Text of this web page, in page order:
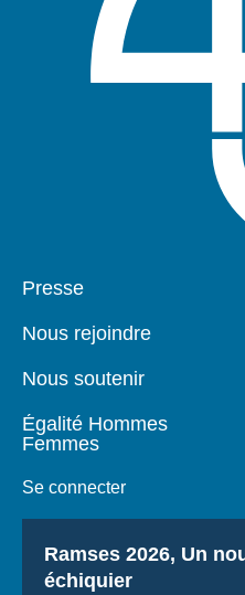
Pied
Presse
Nous rejoindre
Nous soutenir
Égalité Hommes
Femmes
Se connecter
Titre
Ramses 2026, Un
échiquier